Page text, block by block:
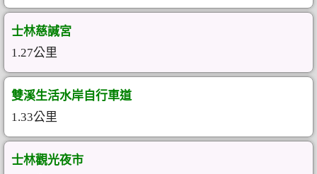
士林慈諴宮
1.27公里
雙溪生活水岸自行車道
1.33公里
士林觀光夜市